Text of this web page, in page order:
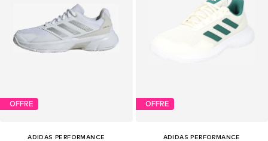
OFFRE
ADIDAS PERFORMANCE
OFFRE
ADIDAS PERFORMANCE